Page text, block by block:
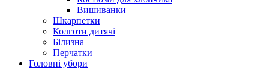
Вишиванки
Шкарпетки
Колготи дитячі
Білизна
Перчатки
Головні убори